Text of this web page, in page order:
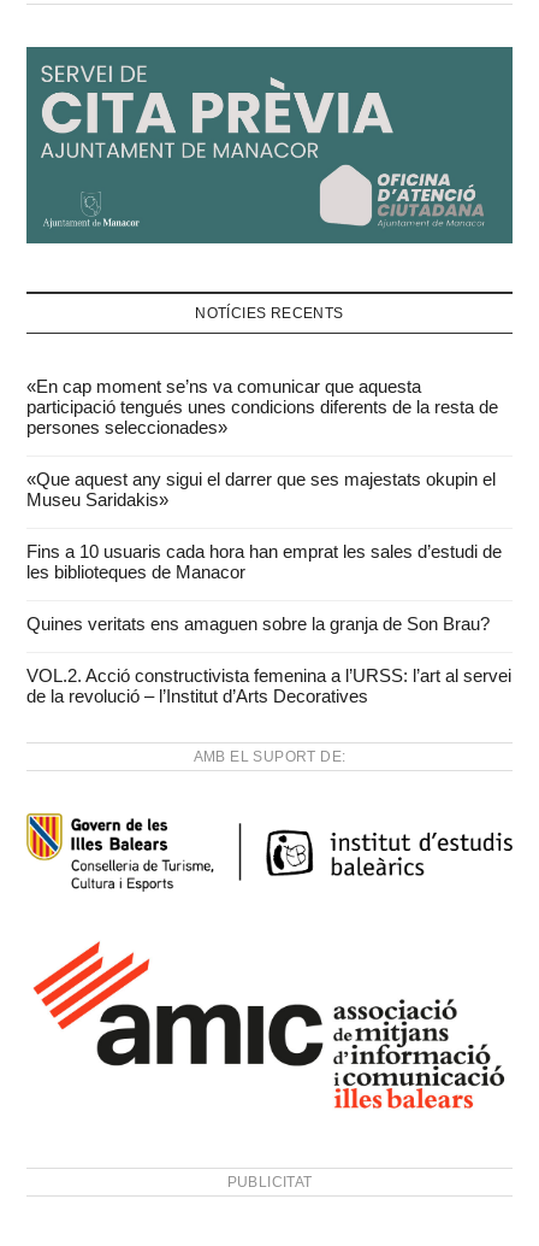
NOTÍCIES RECENTS
«En cap moment se’ns va comunicar que aquesta
participació tengués unes condicions diferents de la resta de
persones seleccionades»
«Que aquest any sigui el darrer que ses majestats okupin el
Museu Saridakis»
Fins a 10 usuaris cada hora han emprat les sales d’estudi de
les biblioteques de Manacor
Quines veritats ens amaguen sobre la granja de Son Brau?
VOL.2. Acció constructivista femenina a l’URSS: l’art al servei
de la revolució – l’Institut d’Arts Decoratives
AMB EL SUPORT DE:
PUBLICITAT